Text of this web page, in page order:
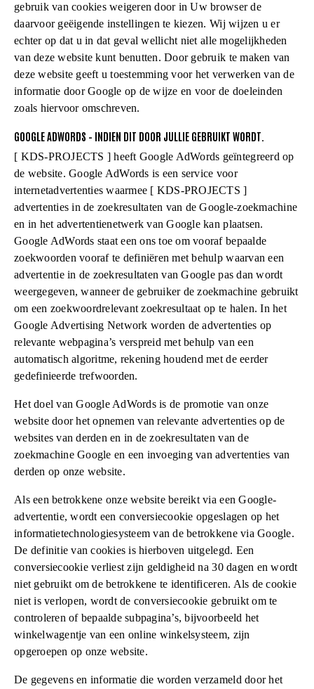
gebruik van cookies weigeren door in Uw browser de
daarvoor geëigende instellingen te kiezen. Wij wijzen u er
echter op dat u in dat geval wellicht niet alle mogelijkheden
van deze website kunt benutten. Door gebruik te maken van
deze website geeft u toestemming voor het verwerken van de
informatie door Google op de wijze en voor de doeleinden
zoals hiervoor omschreven.
GOOGLE ADWORDS – INDIEN DIT DOOR JULLIE GEBRUIKT WORDT.
[ KDS-PROJECTS ] heeft Google AdWords geïntegreerd op
de website. Google AdWords is een service voor
internetadvertenties waarmee [ KDS-PROJECTS ]
advertenties in de zoekresultaten van de Google-zoekmachine
en in het advertentienetwerk van Google kan plaatsen.
Google AdWords staat een ons toe om vooraf bepaalde
zoekwoorden vooraf te definiëren met behulp waarvan een
advertentie in de zoekresultaten van Google pas dan wordt
weergegeven, wanneer de gebruiker de zoekmachine gebruikt
om een zoekwoordrelevant zoekresultaat op te halen. In het
Google Advertising Network worden de advertenties op
relevante webpagina’s verspreid met behulp van een
automatisch algoritme, rekening houdend met de eerder
gedefinieerde trefwoorden.
Het doel van Google AdWords is de promotie van onze
website door het opnemen van relevante advertenties op de
websites van derden en in de zoekresultaten van de
zoekmachine Google en een invoeging van advertenties van
derden op onze website.
Als een betrokkene onze website bereikt via een Google-
advertentie, wordt een conversiecookie opgeslagen op het
informatietechnologiesysteem van de betrokkene via Google.
De definitie van cookies is hierboven uitgelegd. Een
conversiecookie verliest zijn geldigheid na 30 dagen en wordt
niet gebruikt om de betrokkene te identificeren. Als de cookie
niet is verlopen, wordt de conversiecookie gebruikt om te
controleren of bepaalde subpagina’s, bijvoorbeeld het
winkelwagentje van een online winkelsysteem, zijn
opgeroepen op onze website.
De gegevens en informatie die worden verzameld door het